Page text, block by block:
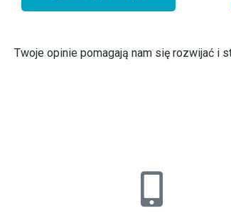
Twoje opinie pomagają nam się rozwijać i